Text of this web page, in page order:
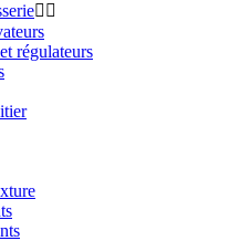
 
régulateurs